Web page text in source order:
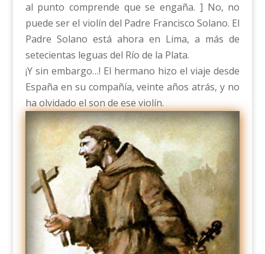
al punto comprende que se engaña. ] No, no
puede ser el violín del Padre Francisco Solano. El
Padre Solano está ahora en Lima, a más de
setecientas leguas del Río de la Plata.
¡Y sin embargo…! El hermano hizo el viaje desde
España en su compañía, veinte años atrás, y no
ha olvidado el son de ese violín.